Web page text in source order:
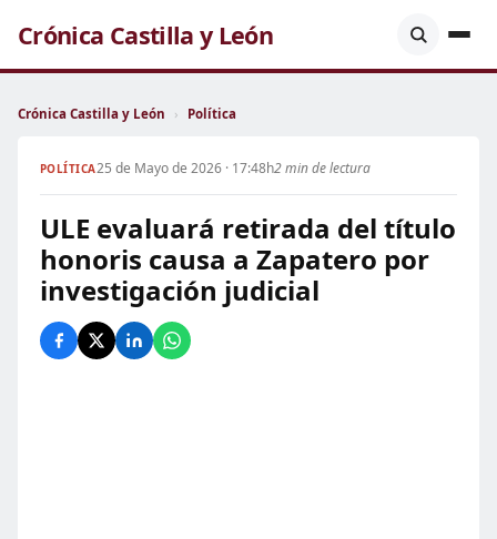
Crónica Castilla y León
Crónica Castilla y León › Política
POLÍTICA25 de Mayo de 2026 · 17:48h2 min de lectura
ULE evaluará retirada del título
honoris causa a Zapatero por
investigación judicial